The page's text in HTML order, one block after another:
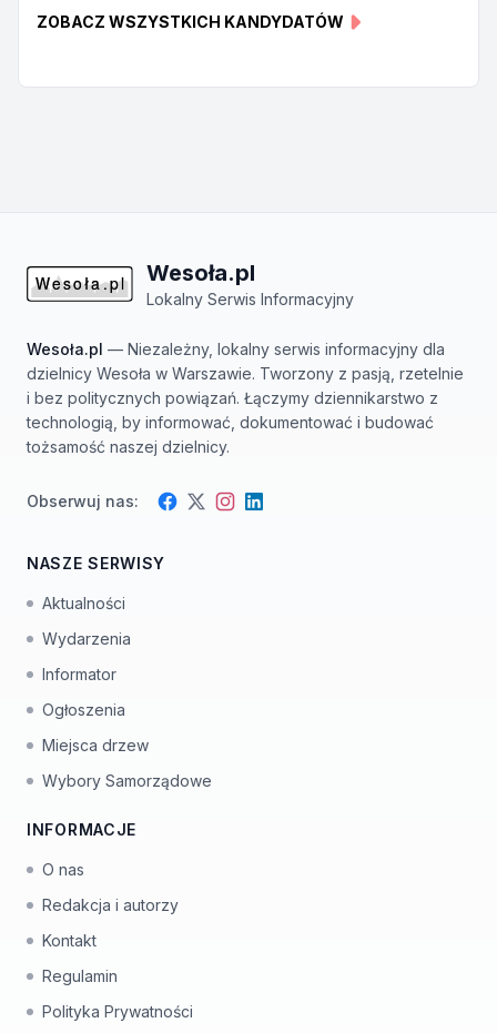
ZOBACZ WSZYSTKICH KANDYDATÓW
Wesoła.pl
Lokalny Serwis Informacyjny
Wesoła.pl — Niezależny, lokalny serwis informacyjny dla
dzielnicy Wesoła w Warszawie. Tworzony z pasją, rzetelnie
i bez politycznych powiązań. Łączymy dziennikarstwo z
technologią, by informować, dokumentować i budować
tożsamość naszej dzielnicy.
Obserwuj nas: Facebook
TwitterInstagram
LinkedIn
NASZE SERWISY
Aktualności
Wydarzenia
Informator
Ogłoszenia
Miejsca drzew
Wybory Samorządowe
INFORMACJE
O nas
Redakcja i autorzy
Kontakt
Regulamin
Polityka Prywatności